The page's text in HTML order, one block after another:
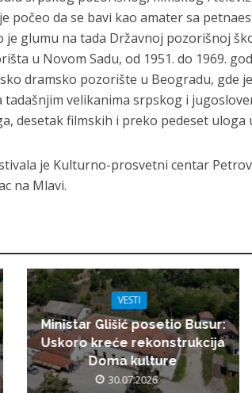
počeo da se bavi kao amater sa
je glumu na tada Državnoj pozorišnoj
u Novom Sadu, od 1951. do 1969.
dramsko pozorište u Beogradu, gde
tadašnjim velikanima srpskog i
desetak filmskih i preko pedeset uloga
je Kulturno-prosvetni centar
na Mlavi.
VESTI
Ministar Glišić posetio Busur:
Uskoro kreće rekonstrukcija
Doma kulture
30.07.2026.